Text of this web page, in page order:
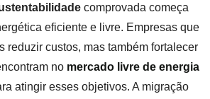
comprovada começa
eficiente e livre. Empresas que
reduzir custos, mas também fortalecer
no mercado livre de energia
atingir esses objetivos. A migração